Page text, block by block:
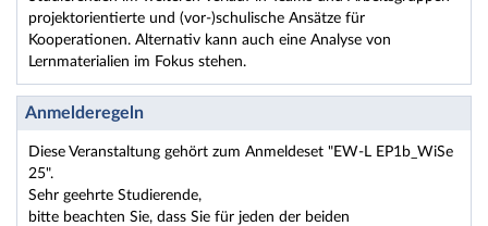
projektorientierte und (vor-)schulische Ansätze für
Kooperationen. Alternativ kann auch eine Analyse von
Lernmaterialien im Fokus stehen.
Anmelderegeln
Diese Veranstaltung gehört zum Anmeldeset "EW-L EP1b_WiSe
25".
Sehr geehrte Studierende,
bitte beachten Sie, dass Sie für jeden der beiden